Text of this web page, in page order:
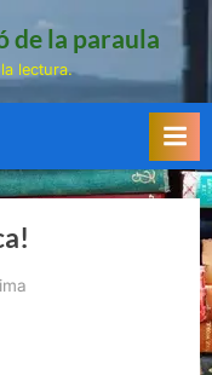
de la paraula
lectura.